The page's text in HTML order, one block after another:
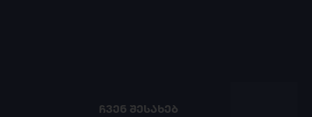
ᲩᲕᲔᲜ ᲨᲔᲡᲐᲮᲔᲑ